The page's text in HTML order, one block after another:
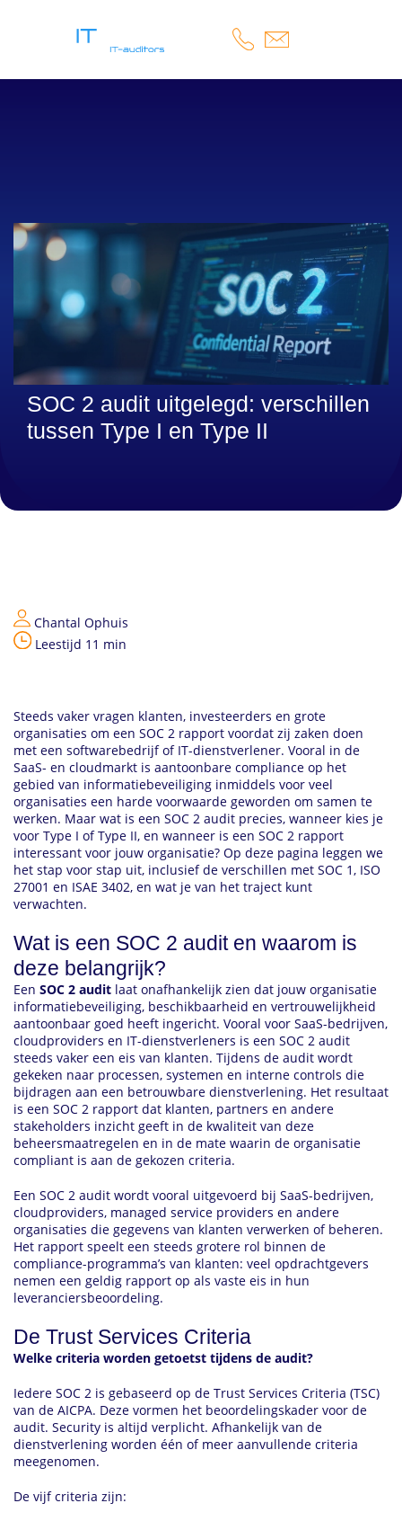
SOC 2 audit uitgelegd: verschillen
tussen Type I en Type II
Chantal Ophuis
Leestijd 11 min
Steeds vaker vragen klanten, investeerders en grote
organisaties om een SOC 2 rapport voordat zij zaken doen
met een softwarebedrijf of IT-dienstverlener. Vooral in de
SaaS- en cloudmarkt is aantoonbare compliance op het
gebied van informatiebeveiliging inmiddels voor veel
organisaties een harde voorwaarde geworden om samen te
werken. Maar wat is een SOC 2 audit precies, wanneer kies je
voor Type I of Type II, en wanneer is een SOC 2 rapport
interessant voor jouw organisatie? Op deze pagina leggen we
het stap voor stap uit, inclusief de verschillen met SOC 1, ISO
27001 en ISAE 3402, en wat je van het traject kunt
verwachten.
Wat is een SOC 2 audit en waarom is
deze belangrijk?
Een SOC 2 audit laat onafhankelijk zien dat jouw organisatie
informatiebeveiliging, beschikbaarheid en vertrouwelijkheid
aantoonbaar goed heeft ingericht. Vooral voor SaaS-bedrijven,
cloudproviders en IT-dienstverleners is een SOC 2 audit
steeds vaker een eis van klanten. Tijdens de audit wordt
gekeken naar processen, systemen en interne controls die
bijdragen aan een betrouwbare dienstverlening. Het resultaat
is een SOC 2 rapport dat klanten, partners en andere
stakeholders inzicht geeft in de kwaliteit van deze
beheersmaatregelen en in de mate waarin de organisatie
compliant is aan de gekozen criteria.
Een SOC 2 audit wordt vooral uitgevoerd bij SaaS-bedrijven,
cloudproviders, managed service providers en andere
organisaties die gegevens van klanten verwerken of beheren.
Het rapport speelt een steeds grotere rol binnen de
compliance-programma’s van klanten: veel opdrachtgevers
nemen een geldig rapport op als vaste eis in hun
leveranciersbeoordeling.
De Trust Services Criteria
Welke criteria worden getoetst tijdens de audit?
Iedere SOC 2 is gebaseerd op de Trust Services Criteria (TSC)
van de AICPA. Deze vormen het beoordelingskader voor de
audit. Security is altijd verplicht. Afhankelijk van de
dienstverlening worden één of meer aanvullende criteria
meegenomen.
De vijf criteria zijn: